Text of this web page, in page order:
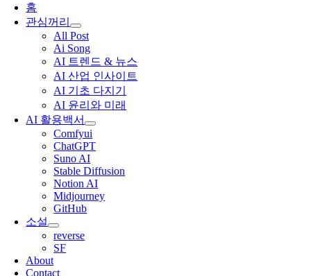
홈
관심꺼리
All Post
Ai Song
AI 트렌드 & 뉴스
AI 산업 인사이트
AI 기초 다지기
AI 윤리와 미래
AI 활용백서
Comfyui
ChatGPT
Suno AI
Stable Diffusion
Notion AI
Midjourney
GitHub
소설
reverse
SF
About
Contact